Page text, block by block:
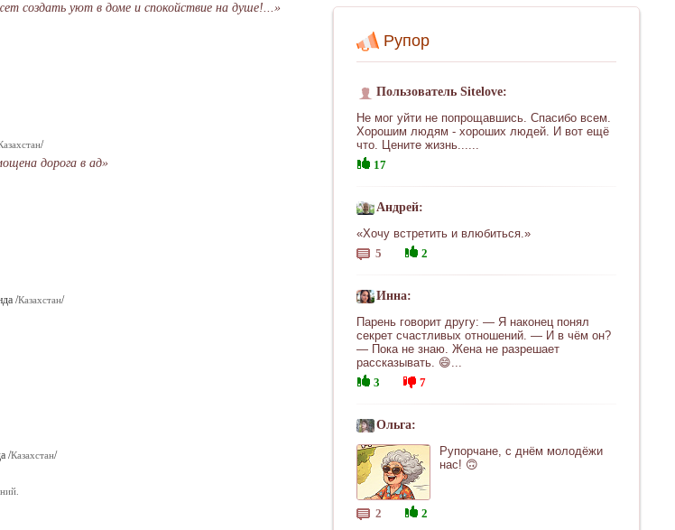
Рупор
Пользователь Sitelove:
Не мог уйти не попрощавшись. Спасибо всем.
Хорошим людям - хороших людей. И вот ещё
что. Цените жизнь......
17
Андрей:
«Хочу встретить и влюбиться.»
5
2
Инна:
Парень говорит другу: — Я наконец понял
секрет счастливых отношений. — И в чём он?
— Пока не знаю. Жена не разрешает
рассказывать. 😄...
3
7
Ольга:
Рупорчане, с днём молодёжи
нас! 🙃
2 2
создать уют в доме и спокойствие на душе!...»
/
дорога в ад»
/Казахстан/
/Казахстан/